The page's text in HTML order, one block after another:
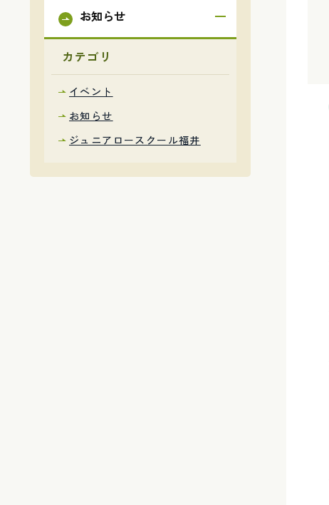
お知らせ
カテゴリ
イベント
お知らせ
ジュニアロースクール福井